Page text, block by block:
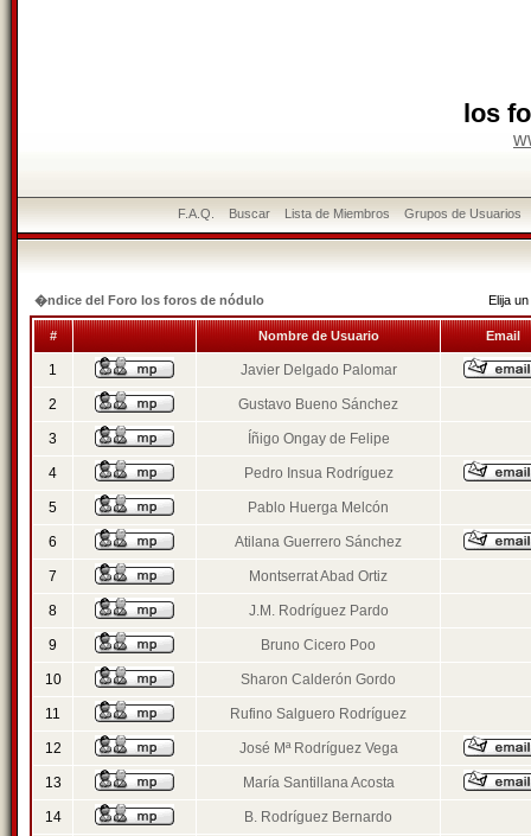
los
F.A.Q. Buscar Lista de Miembros Grupos de Usuarios
�ndice del Foro los foros de nódulo Elija
# Nombre de Usuario Email
1 Javier Delgado Palomar
2 Gustavo Bueno Sánchez
3 Íñigo Ongay de Felipe
4 Pedro Insua Rodríguez
5 Pablo Huerga Melcón
6 Atilana Guerrero Sánchez
7 Montserrat Abad Ortiz
8 J.M. Rodríguez Pardo
9 Bruno Cicero Poo
10 Sharon Calderón Gordo
11 Rufino Salguero Rodríguez
12 José Mª Rodríguez Vega
13 María Santillana Acosta
14 B. Rodríguez Bernardo